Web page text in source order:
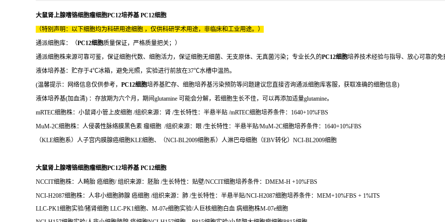
大鼠肾上腺嗜铬细胞瘤细胞PC12培养基 PC12细胞
（特别声明：以下细胞均为科研用途细胞 ，仅供科研学术用途，非临床和工业用途。）
通派细胞库：（PC12细胞质量保证，严格质量把关；）
通派细胞株来源可靠可鉴，保证细胞代数、细胞活力，保证细胞无细菌、无支原体、无真菌污染；专业长久的PC12细胞培养技术经验与指导、放心可靠的免
液体培养基：贮存于4℃冰箱，避免光照，实验进行前放在37℃水槽中温热。
(温馨提示：网络信息仅供参考， PC12细胞培养基贮存、细胞培养基污染预防等问题建议您直接咨询通派细胞库客服，获取准确的细胞信息)
液体培养基(加血清) ：存放期为六个月，期间glutamine 可能会分解，若细胞生长不佳，可以再添加适量glutamine。
mRTEC细胞株：小鼠肾小管上皮细胞 /组织来源：肾 /生长特性：半悬半贴 /mRTEC细胞培养条件：1640+10%FBS
MuM-2C细胞株：人侵袭性脉络膜黑色素 瘤细胞 /组织来源：眼 /生长特性：半悬半贴/MuM-2C细胞培养条件：1640+10%FBS
（KLE细胞系）人子宫内膜腺癌细胞KLE细胞、（NCI-BL2009细胞系）人淋巴母细胞（EBV转化）NCI-BL2009细胞
大鼠肾上腺嗜铬细胞瘤细胞PC12培养基 PC12细胞
NCCIT细胞株：人畸胎 癌细胞/ 组织来源：胚胎 /生长特性：贴壁/NCCIT细胞培养条件：DMEM-H +10%FBS
NCI-H2087细胞株：人非小细胞肺腺 癌细胞 /组织来源：肺 /生长特性：半悬半贴/NCI-H2087细胞培养条件：MEM+10%FBS + 1%ITS
LLC-PK1细胞实验/猪肾细胞 LLC-PK1细胞、M-07e细胞实验/人巨核细胞白血 病细胞株M-07e细胞